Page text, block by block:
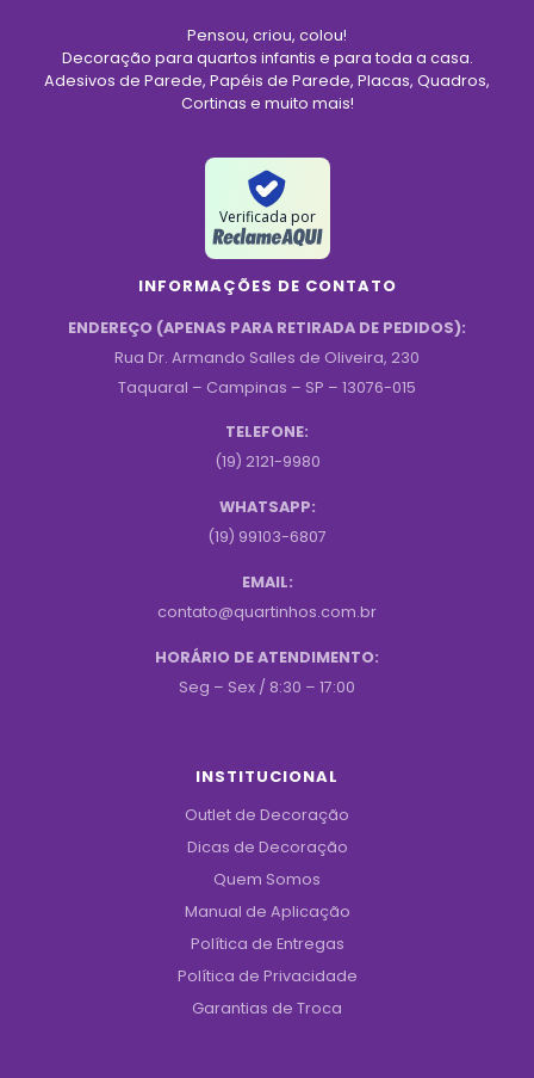
Pensou, criou, colou!
Decoração para quartos infantis e para toda a casa.
Adesivos de Parede, Papéis de Parede, Placas, Quadros,
Cortinas e muito mais!
Verificada por
INFORMAÇÕES DE CONTATO
ENDEREÇO (APENAS PARA RETIRADA DE PEDIDOS):
Rua Dr. Armando Salles de Oliveira, 230
Taquaral – Campinas – SP – 13076-015
TELEFONE:
(19) 2121-9980
WHATSAPP:
(19) 99103-6807
EMAIL:
contato@quartinhos.com.br
HORÁRIO DE ATENDIMENTO:
Seg – Sex / 8:30 – 17:00
INSTITUCIONAL
Outlet de Decoração
Dicas de Decoração
Quem Somos
Manual de Aplicação
Política de Entregas
Política de Privacidade
Garantias de Troca